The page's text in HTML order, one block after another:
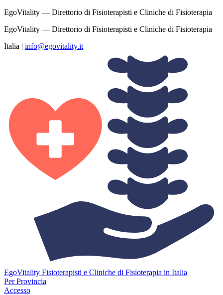
EgoVitality — Direttorio di Fisioterapisti e Cliniche di Fisioterapia
EgoVitality — Direttorio di Fisioterapisti e Cliniche di Fisioterapia
Italia | info@egovitality.it
EgoVitality Fisioterapisti e Cliniche di Fisioterapia in Italia
Per Provincia
Accesso